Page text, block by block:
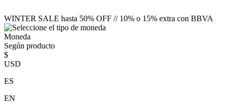
WINTER SALE hasta 50% OFF // 10% o 15% extra con BBVA
Moneda
Según producto
$
USD
ES
EN